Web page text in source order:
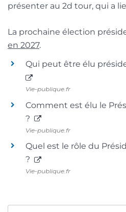
présenter au 2d tour, qui a
La prochaine élection
en 2027.
Qui peut être élu
Vie-publique.fr
Comment est élu le
?
Vie-publique.fr
Quel est le rôle du
?
Vie-publique.fr